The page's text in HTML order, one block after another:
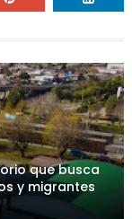
que busca
y migrantes